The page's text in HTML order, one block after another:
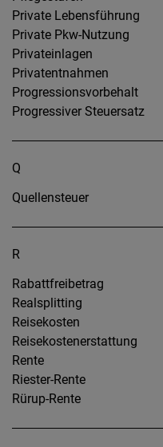
Private Lebensführung
Private Pkw-Nutzung
Privateinlagen
Privatentnahmen
Progressionsvorbehalt
Progressiver Steuersatz
Q
Quellensteuer
R
Rabattfreibetrag
Realsplitting
Reisekosten
Reisekostenerstattung
Rente
Riester-Rente
Rürup-Rente